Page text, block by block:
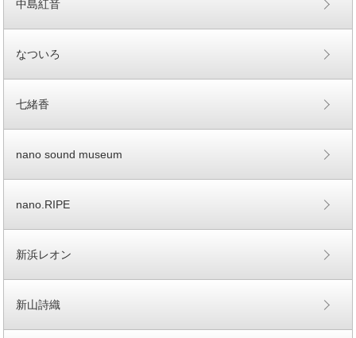
中島紅音
なついろ
七緒香
nano sound museum
nano.RIPE
新浜レオン
新山詩織